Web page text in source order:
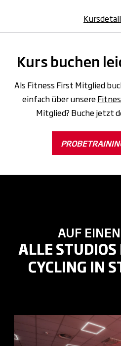
Kurs buchen
Als Fitness First Mitglied
einfach über unsere
Mitglied? Buche jetzt
AUF
ALLE
CYCLING IN